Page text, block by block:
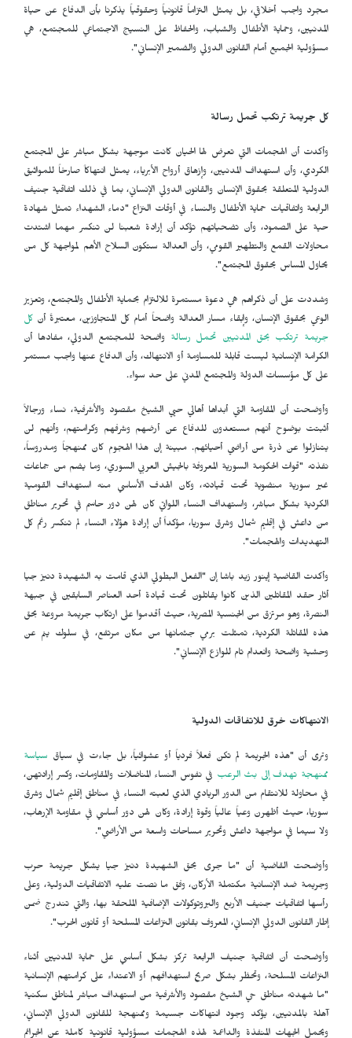
مجرد واجب أخلاقي، بل يمثل التزاماً قانونياً وحقوقياً يذكرنا بأن الدفاع عن حياة
المدنيين، وحماية الأطفال والشباب، والحفاظ على النسيج الاجتماعي للمجتمع، هي
مسؤولية الجميع أمام القانون الدولي والضمير الإنساني".
كل جريمة ترتكب تحمل رسالة
وأكدت أن الهجمات التي تعرض لها الحيان كانت موجهة بشكل مباشر على المجتمع
الكردي، وأن استهداف المدنيين، وإزهاق أرواح الأبرياء، يمثل انتهاكاً صارخاً للمواثيق
الدولية المتعلقة بحقوق الإنسان والقانون الدولي الإنساني، بما في ذلك اتفاقية جنيف
الرابعة واتفاقيات حماية الأطفال والنساء في أوقات النزاع "دماء الشهداء تمثل شهادة
حية على الصمود، وأن تضحياتهم تؤكد أن إرادة شعبنا لن تنكسر مهما اشتدت
محاولات القمع والتطهير القومي، وأن العدالة ستكون السلاح الأهم لمواجهة كل من
يحاول المساس بحقوق المجتمع".
وشددت على أن ذكراهم هي دعوة مستمرة للالتزام بحماية الأطفال والمجتمع، وتعزيز
الوعي بحقوق الإنسان، وإبقاء مسار العدالة واضحاً أمام كل المتجاوزين، معتبرةً أن كل
جريمة ترتكب بحق المدنيين تحمل رسالةواضحة للمجتمع الدولي، مفادها أن
الكرامة الإنسانية ليست قابلة للمساومة أو الانتهاك، وأن الدفاع عنها واجب مستمر
على كل مؤسسات الدولة والمجتمع المدني على حد سواء.
وأوضحت أن المقاومة التي أبداها أهالي حيي الشيخ مقصود والأشرفية، نساء ورجالاً
أثبتت بوضوح أنهم مستعدون للدفاع عن أرضهم وشرفهم وكرامتهم، وأنهم لن
يتنازلوا عن ذرة من أراضي أحيائهم. مبينة إن هذا الهجوم كان ممنهجاً ومدروساً،
نفذته "قوات الحكومة السورية المعروفة بالجيش العربي السوري، وما يضم من جماعات
غير سورية منضوية تحت قيادته، وكان الهدف الأساسي منه استهداف القومية
الكردية بشكل مباشر، واستهداف النساء اللواتي كان لهن دور حاسم في تحرير مناطق
من داعش في إقليم شمال وشرق سوريا، مؤكداً أن إرادة هؤلاء النساء لم تنكسر رغم كل
التهديدات والهجمات".
وأكدت القاضية إينور زيد باشا إن "الفعل البطولي الذي قامت به الشهيدة دنيز جيا
أثار حقد المقاتلين الذين كانوا يقاتلون تحت قيادة أحد العناصر السابقين في جبهة
النصرة، وهو مرتزق من الجنسية المصرية، حيث أقدموا على ارتكاب جريمة مروعة بحق
هذه المقاتلة الكردية، تمثلت برمي جثمانها من مكان مرتفع، في سلوك ينم عن
وحشية واضحة وانعدام تام للوازع الإنساني".
الانتهاكات خرق للاتفاقات الدولية
وترى أن "هذه الجريمة لم تكن فعلاً فردياً أو عشوائياً، بل جاءت في سياق سياسة
ممنهجة تهدف إلى بث الرعب في نفوس النساء المناضلات والمقاومات، وكسر إرادتهن،
في محاولة للانتقام من الدور الريادي الذي لعبته النساء في مناطق إقليم شمال وشرق
سوريا، حيث أظهرن وعياً عالياً وقوة إرادة، وكان لهن دور أساسي في مقاومة الإرهاب،
ولا سيما في مواجهة داعش وتحرير مساحات واسعة من الأراضي".
وأوضحت القاضية أن "ما جرى بحق الشهيدة دنيز جيا يشكل جريمة حرب
وجريمة ضد الإنسانية مكتملة الأركان، وفق ما نصت عليه الاتفاقيات الدولية، وعلى
رأسها اتفاقيات جنيف الأربع والبروتوكولات الإضافية الملحقة بها، والتي تندرج ضمن
إطار القانون الدولي الإنساني، المعروف بقانون النزاعات المسلحة أو قانون الحرب".
وأوضحت أن اتفاقية جنيف الرابعة تركز بشكل أساسي على حماية المدنيين أثناء
النزاعات المسلحة، وتحظر بشكل صريح استهدافهم أو الاعتداء على كرامتهم الإنسانية
"ما شهدته مناطق حي الشيخ مقصود والأشرفية من استهداف مباشر لمناطق سكنية
آهلة بالمدنيين، يؤكد وجود انتهاكات جسيمة وممنهجة للقانون الدولي الإنساني،
ويحمل الجهات المنفذة والداعمة لهذه الهجمات مسؤولية قانونية كاملة عن الجرائم